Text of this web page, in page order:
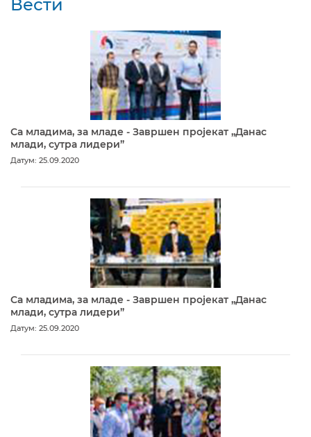
Вести
Са младима, за младе - Завршен пројекат „Данас
млади, сутра лидери”
Датум: 25.09.2020
Са младима, за младе - Завршен пројекат „Данас
млади, сутра лидери”
Датум: 25.09.2020